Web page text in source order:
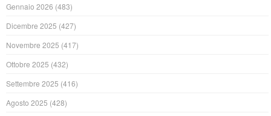
Gennaio 2026 (483)
Dicembre 2025 (427)
Novembre 2025 (417)
Ottobre 2025 (432)
Settembre 2025 (416)
Agosto 2025 (428)